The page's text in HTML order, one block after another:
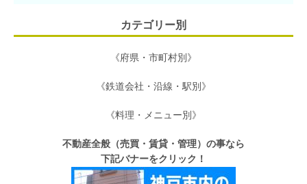
カテゴリー別
《府県・市町村別》
《鉄道会社・沿線・駅別》
《料理・メニュー別》
不動産全般（売買・賃貸・管理）の事なら
下記バナーをクリック！